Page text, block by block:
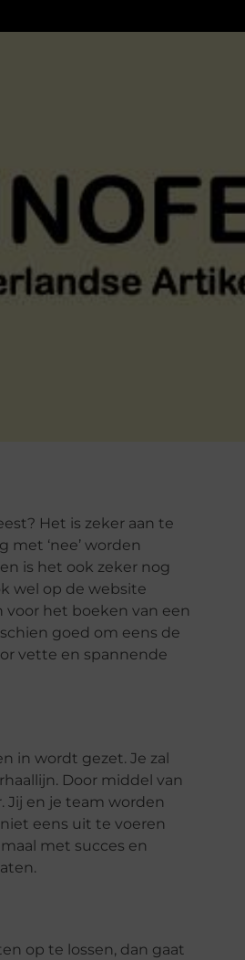
Het is zeker aan te
‘nee’ worden
is het ook zeker nog
wel op de website
het boeken van een
goed om eens de
vette en spannende
in wordt gezet. Je zal
Door middel van
en je team worden
eens uit te voeren
met succes en
op te lossen, dan gaat